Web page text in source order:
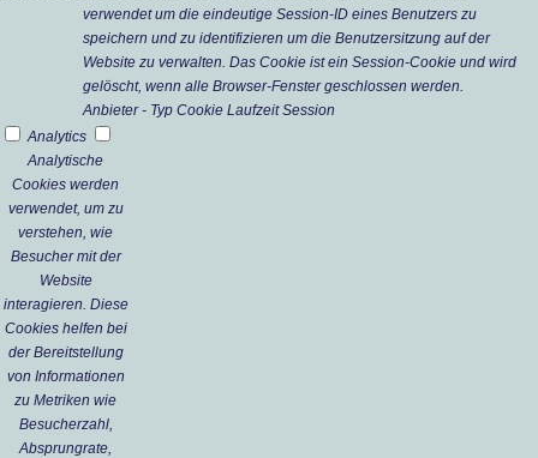
verwendet um die eindeutige Session-ID eines Benutzers zu
speichern und zu identifizieren um die Benutzersitzung auf der
Website zu verwalten. Das Cookie ist ein Session-Cookie und wird
gelöscht, wenn alle Browser-Fenster geschlossen werden.
Anbieter - Typ Cookie Laufzeit Session
Analytics
Analytische
Cookies werden
verwendet, um zu
verstehen, wie
Besucher mit der
Website
interagieren. Diese
Cookies helfen bei
der Bereitstellung
von Informationen
zu Metriken wie
Besucherzahl,
Absprungrate,